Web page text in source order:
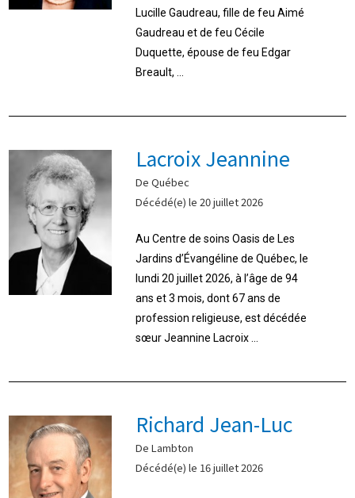
Lucille Gaudreau, fille de feu Aimé
Gaudreau et de feu Cécile
Duquette, épouse de feu Edgar
Breault, ...
Lacroix Jeannine
De Québec
Décédé(e) le 20 juillet 2026
Au Centre de soins Oasis de Les
Jardins d’Évangéline de Québec, le
lundi 20 juillet 2026, à l’âge de 94
ans et 3 mois, dont 67 ans de
profession religieuse, est décédée
sœur Jeannine Lacroix ...
Richard Jean-Luc
De Lambton
Décédé(e) le 16 juillet 2026